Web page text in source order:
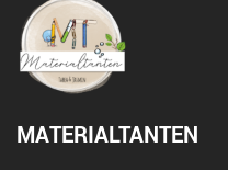
MATERIALTANTEN